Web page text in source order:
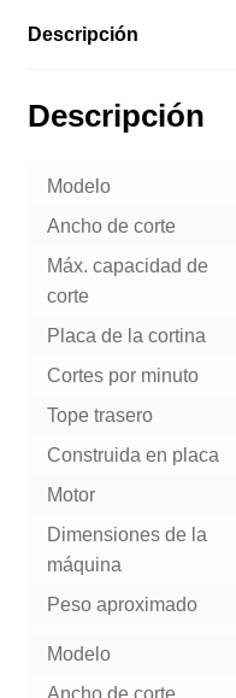
Descripción
Descripción
Modelo
Ancho de corte
Máx. capacidad de
corte
Placa de la cortina
Cortes por minuto
Tope trasero
Construida en placa
Motor
Dimensiones de la
máquina
Peso aproximado
Modelo
Ancho de corte